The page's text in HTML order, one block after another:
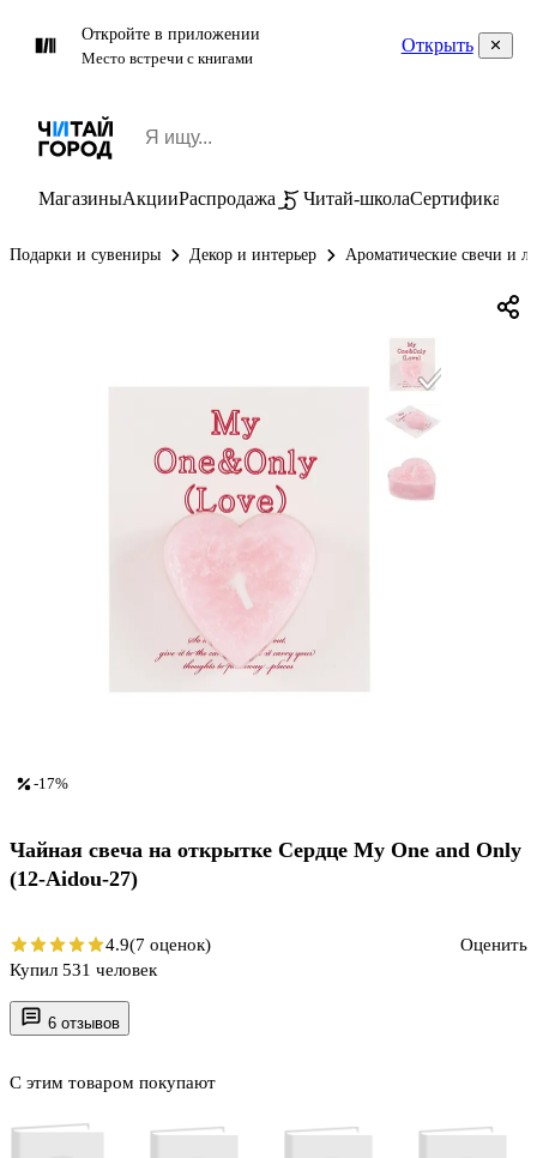
Откройте в приложении
Место встречи с книгами
Открыть
МагазиныАкцииРаспродажа Читай-школаСертификаты
Подарки и сувениры Декор и интерьер Ароматические свечи и
6 отзывов
С этим товаром покупают
-17%
Чайная свеча на открытке Сердце My One and Only
(12-Aidou-27)
4.9(7 оценок)
Оценить
Купил 531 человек